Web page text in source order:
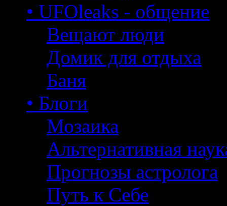
• UFOleaks - общение
Вещают люди
Домик для отдыха
Баня
• Блоги
Мозаика
Альтернативная
Прогнозы астролога
Путь к Себе